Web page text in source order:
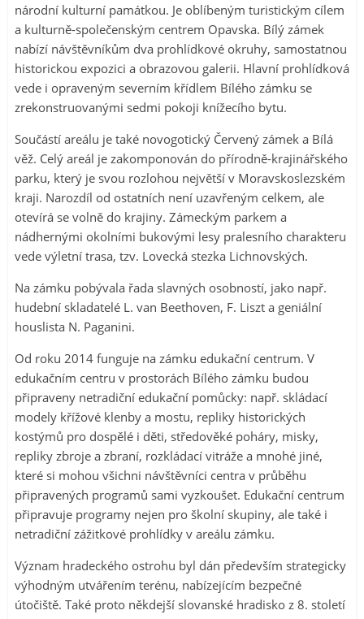
národní kulturní památkou. Je oblíbeným turistickým cílem
a kulturně-společenským centrem Opavska. Bílý zámek
nabízí návštěvníkům dva prohlídkové okruhy, samostatnou
historickou expozici a obrazovou galerii. Hlavní prohlídková
vede i opraveným severním křídlem Bílého zámku se
zrekonstruovanými sedmi pokoji knížecího bytu.
Součástí areálu je také novogotický Červený zámek a Bílá
věž. Celý areál je zakomponován do přírodně-krajinářského
parku, který je svou rozlohou největší v Moravskoslezském
kraji. Narozdíl od ostatních není uzavřeným celkem, ale
otevírá se volně do krajiny. Zámeckým parkem a
nádhernými okolními bukovými lesy pralesního charakteru
vede výletní trasa, tzv. Lovecká stezka Lichnovských.
Na zámku pobývala řada slavných osobností, jako např.
hudební skladatelé L. van Beethoven, F. Liszt a geniální
houslista N. Paganini.
Od roku 2014 funguje na zámku edukační centrum. V
edukačním centru v prostorách Bílého zámku budou
připraveny netradiční edukační pomůcky: např. skládací
modely křížové klenby a mostu, repliky historických
kostýmů pro dospělé i děti, středověké poháry, misky,
repliky zbroje a zbraní, rozkládací vitráže a mnohé jiné,
které si mohou všichni návštěvníci centra v průběhu
připravených programů sami vyzkoušet. Edukační centrum
připravuje programy nejen pro školní skupiny, ale také i
netradiční zážitkové prohlídky v areálu zámku.
Význam hradeckého ostrohu byl dán především strategicky
výhodným utvářením terénu, nabízejícím bezpečné
útočiště. Také proto někdejší slovanské hradisko z 8. století